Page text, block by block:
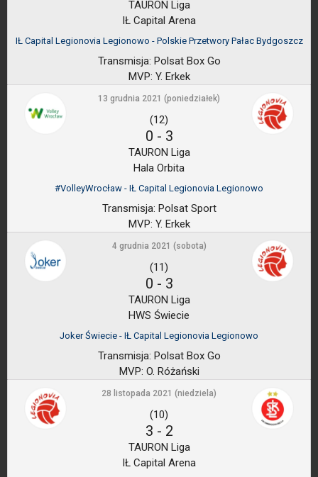
TAURON Liga
IŁ Capital Arena
IŁ Capital Legionovia Legionowo - Polskie Przetwory Pałac Bydgoszcz
Transmisja: Polsat Box Go
MVP: Y. Erkek
13 grudnia 2021 (poniedziałek)
(12)
0 - 3
TAURON Liga
Hala Orbita
#VolleyWrocław - IŁ Capital Legionovia Legionowo
Transmisja: Polsat Sport
MVP: Y. Erkek
4 grudnia 2021 (sobota)
(11)
0 - 3
TAURON Liga
HWS Świecie
Joker Świecie - IŁ Capital Legionovia Legionowo
Transmisja: Polsat Box Go
MVP: O. Różański
28 listopada 2021 (niedziela)
(10)
3 - 2
TAURON Liga
IŁ Capital Arena